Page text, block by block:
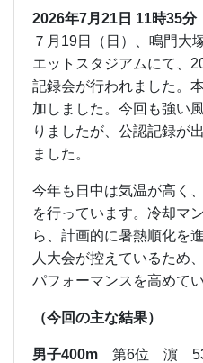
2026年7月21日 11時35分
７月19日（日）、鳴門大
エットスタジアムにて、
記録会が行われました。
加しました。今回も強い
りましたが、公認記録が
ました。
今年も日中は気温が高く
を行っています。冷却マ
ら、計画的に暑熱順化を
人大会が控えているため
パフォーマンスを高めて
（今回の主な結果）
男子400m 第6位 濵